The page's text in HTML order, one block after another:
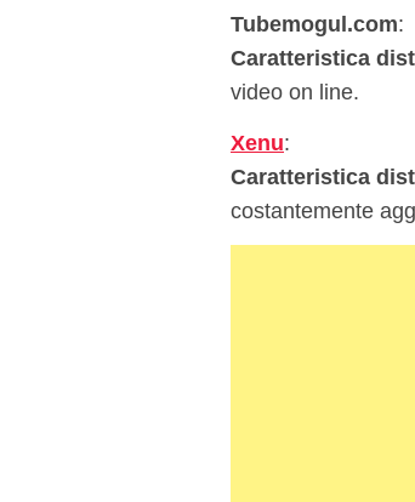
Tubemogul.com:
Caratteristica
video on line.
Xenu:
Caratteristica
costantemente